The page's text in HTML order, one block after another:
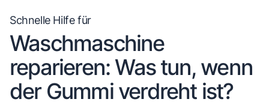
Schnelle Hilfe für
Waschmaschine
reparieren: Was tun, wenn
der Gummi verdreht ist?